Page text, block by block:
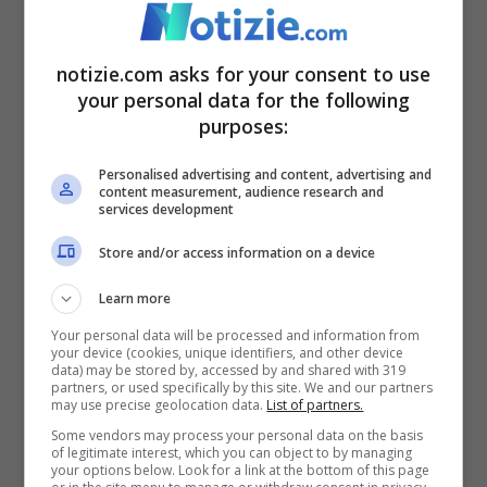
Treviso, uomo trovato
morto in casa: indagano i
carabinieri
Carabinieri (Ansa Foto)
notizie.com asks for your consent to use
your personal data for the following
purposes:
Personalised advertising and content, advertising and
content measurement, audience research and
services development
Store and/or access information on a device
Learn more
Your personal data will be processed and information from
your device (cookies, unique identifiers, and other device
data) may be stored by, accessed by and shared with 319
partners, or used specifically by this site. We and our partners
may use precise geolocation data. List of partners.
Some vendors may process your personal data on the basis
of legitimate interest, which you can object to by managing
your options below. Look for a link at the bottom of this page